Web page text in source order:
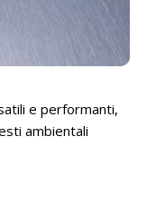
e performanti,
ambientali